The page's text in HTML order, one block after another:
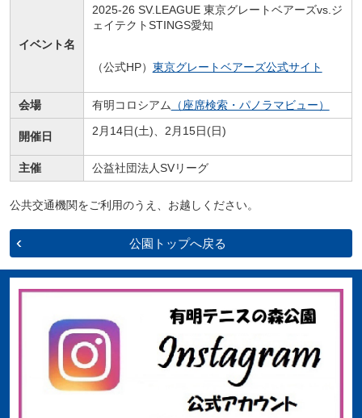
イベント名
2025-26 SV.LEAGUE 東京グレートベアーズvs. ジ
ェイテクトSTINGS愛知
（公式HP） 東京グレートベアーズ公式サイト
会場 有明コロシアム （座席検索・パノラマビュー）
開催日 2月14日(土)、2月15日(日)
主催 公益社団法人SVリーグ
公共交通機関をご利用のうえ、お越しください。
公園トップへ戻る